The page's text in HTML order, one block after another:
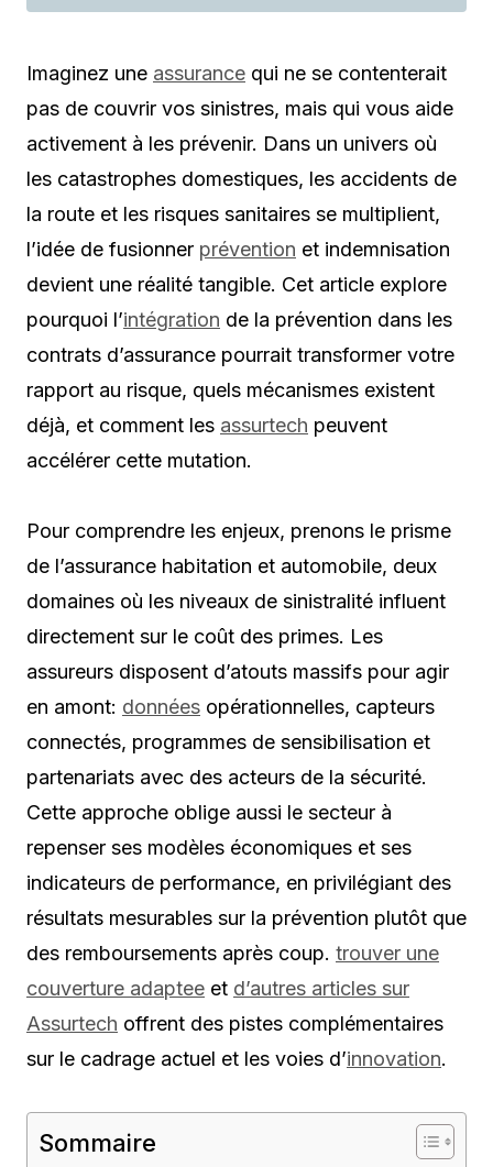
Imaginez une assurance qui ne se contenterait
pas de couvrir vos sinistres, mais qui vous aide
activement à les prévenir. Dans un univers où
les catastrophes domestiques, les accidents de
la route et les risques sanitaires se multiplient,
l’idée de fusionner prévention et indemnisation
devient une réalité tangible. Cet article explore
pourquoi l’intégration de la prévention dans les
contrats d’assurance pourrait transformer votre
rapport au risque, quels mécanismes existent
déjà, et comment les assurtech peuvent
accélérer cette mutation.
Pour comprendre les enjeux, prenons le prisme
de l’assurance habitation et automobile, deux
domaines où les niveaux de sinistralité influent
directement sur le coût des primes. Les
assureurs disposent d’atouts massifs pour agir
en amont: données opérationnelles, capteurs
connectés, programmes de sensibilisation et
partenariats avec des acteurs de la sécurité.
Cette approche oblige aussi le secteur à
repenser ses modèles économiques et ses
indicateurs de performance, en privilégiant des
résultats mesurables sur la prévention plutôt que
des remboursements après coup. trouver une
couverture adaptee et d’autres articles sur
Assurtech offrent des pistes complémentaires
sur le cadrage actuel et les voies d’innovation.
Sommaire